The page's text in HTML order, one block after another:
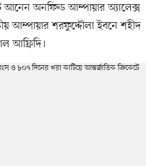
আনেন অনফিল্ড আম্পায়ার অ্যালেক্স
আম্পায়ার শরফুদ্দৌলা ইবনে শহীদ
আফ্রিদি।